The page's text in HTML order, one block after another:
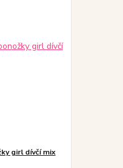
girl dívčí mix